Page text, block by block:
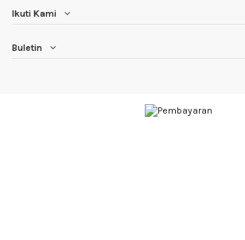
Ikuti Kami
Buletin